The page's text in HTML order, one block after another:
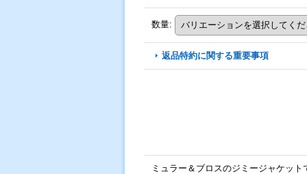
数量:
返品特約に関する重要事項
ミュラー＆ブロスのジミージャケット